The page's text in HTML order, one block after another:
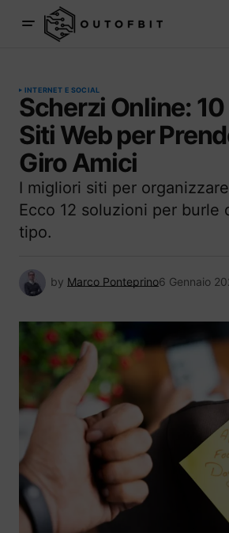
INTERNET E SOCIAL
Scherzi Online:
Siti Web per
Giro Amici
I migliori siti per
Ecco 12 soluzioni per burle
tipo.
by Marco Ponteprino6 Gennaio